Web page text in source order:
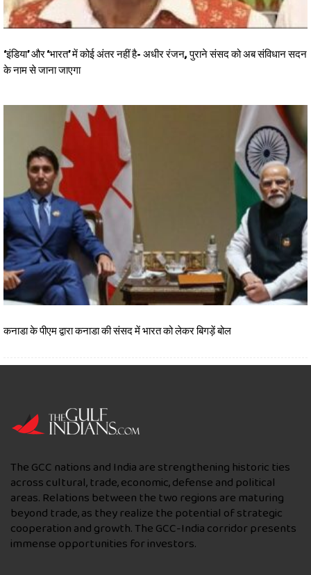
‘इंडिया’ और ‘भारत’ में कोई अंतर नहीं है- अधीर रंजन, पुराने संसद को अब संविधान सदन
के नाम से जाना जाएगा
कनाडा के पीएम द्वारा कनाडा की संसद में भारत को लेकर बिगड़ें बोल
The GCC nations and India are strengthening historic ties
across cultural, trade, economic, defense and political
areas. Relations between the two regions are maturing
beyond trade, as they realize the potential of strategic
cooperation and growth. The GCC-India corridor presents
immense opportunities for investors.